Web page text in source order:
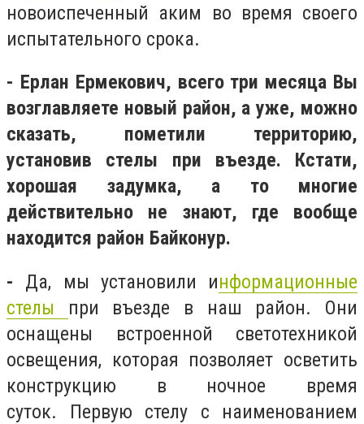
новоиспеченный аким во время своего
испытательного срока.
- Ерлан Ермекович, всего три месяца Вы
возглавляете новый район, а уже, можно
сказать, пометили территорию,
установив стелы при въезде. Кстати,
хорошая задумка, а то многие
действительно не знают, где вообще
находится район Байконур.
- Да, мы установили информационные
стелы при въезде в наш район. Они
оснащены встроенной светотехникой
освещения, которая позволяет осветить
конструкцию в ночное время
суток. Первую стелу с наименованием